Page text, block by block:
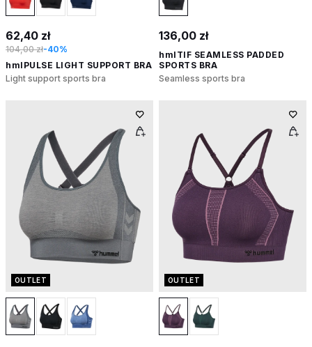
62,40 zł
104,00 zł-40%
hmlPULSE LIGHT SUPPORT BRA
Light support sports bra
136,00 zł
hmlTIF SEAMLESS PADDED
SPORTS BRA
Seamless sports bra
OUTLET OUTLET